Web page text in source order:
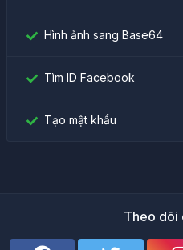
Hình ảnh sang Base64
Tìm ID Facebook
Tạo mật khẩu
Theo dõi